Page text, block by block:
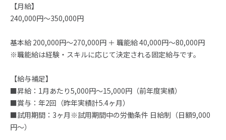
【月給】
240,000円～350,000円
基本給 200,000円～270,000円 ＋ 職能給 40,000円～80,000円
※職能給は経験・スキルに応じて決定される固定給与です。
【給与補足】
■昇給：1月あたり5,000円〜15,000円（前年度実績）
■賞与：年2回（昨年実績計5.4ヶ月）
■試用期間：3ヶ月※試用期間中の労働条件 日給制（日額9,000
円～）